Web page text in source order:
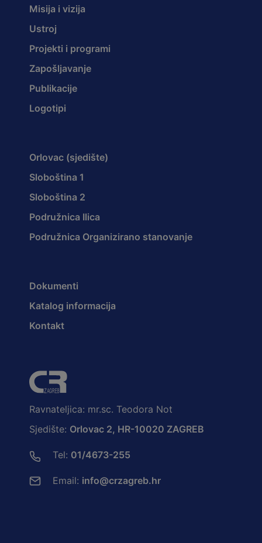
Misija i vizija
Ustroj
Projekti i programi
Zapošljavanje
Publikacije
Logotipi
Orlovac (sjedište)
Sloboština 1
Sloboština 2
Podružnica Ilica
Podružnica Organizirano stanovanje
Dokumenti
Katalog informacija
Kontakt
Ravnateljica: mr.sc. Teodora Not
Sjedište: Orlovac 2, HR-10020 ZAGREB
Tel: 01/4673-255
Email: info@crzagreb.hr